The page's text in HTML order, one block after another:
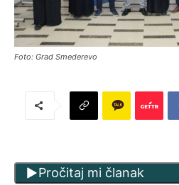
Foto: Grad Smederevo
Pročitaj mi članak